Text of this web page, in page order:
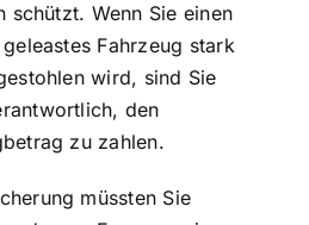
schützt. Wenn Sie einen
Fahrzeug stark
wird, sind Sie
den
zu zahlen.
müssten Sie